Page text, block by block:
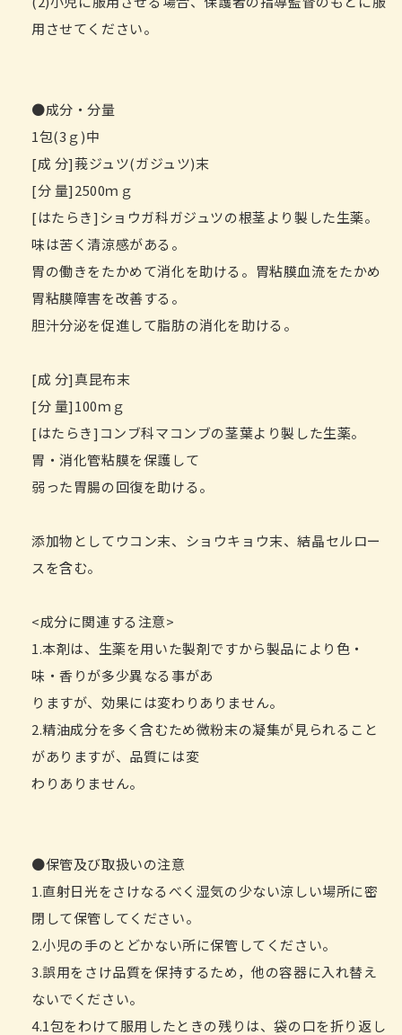
用させてください。
●成分・分量
1包(3ｇ)中
[成 分]莪ジュツ(ガジュツ)末
[分 量]2500ｍｇ
[はたらき]ショウガ科ガジュツの根茎より製した生薬。
味は苦く清涼感がある。
胃の働きをたかめて消化を助ける。胃粘膜血流をたかめ
胃粘膜障害を改善する。
胆汁分泌を促進して脂肪の消化を助ける。
[成 分]真昆布末
[分 量]100ｍｇ
[はたらき]コンブ科マコンブの茎葉より製した生薬。
胃・消化管粘膜を保護して
弱った胃腸の回復を助ける。
添加物としてウコン末、ショウキョウ末、結晶セルロー
スを含む。
<成分に関連する注意>
1.本剤は、生薬を用いた製剤ですから製品により色・
味・香りが多少異なる事があ
りますが、効果には変わりありません。
2.精油成分を多く含むため微粉末の凝集が見られること
がありますが、品質には変
わりありません。
●保管及び取扱いの注意
1.直射日光をさけなるべく湿気の少ない涼しい場所に密
閉して保管してください。
2.小児の手のとどかない所に保管してください。
3.誤用をさけ品質を保持するため，他の容器に入れ替え
ないでください。
4.1包をわけて服用したときの残りは、袋の口を折り返し